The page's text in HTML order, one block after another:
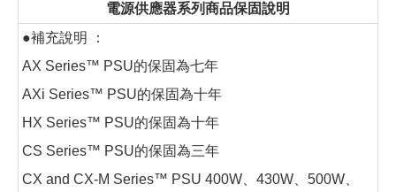
電源供應器系列商品保固說明
●補充說明 ：
AX Series™ PSU的保固為七年
AXi Series™ PSU的保固為十年
HX Series™ PSU的保固為十年
CS Series™ PSU的保固為三年
CX and CX-M Series™ PSU 400W、430W、500W、